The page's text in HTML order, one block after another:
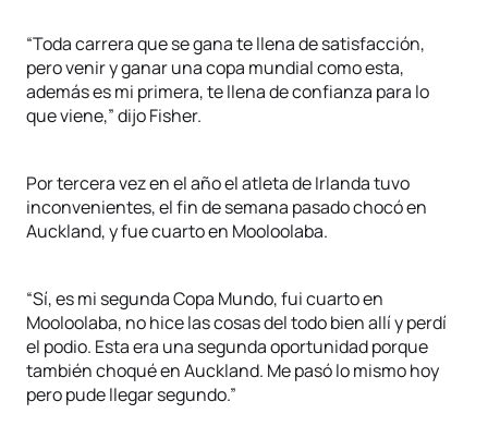
“Toda carrera que se gana te llena de satisfacción,
pero venir y ganar una copa mundial como esta,
además es mi primera, te llena de confianza para lo
que viene,” dijo Fisher.
Por tercera vez en el año el atleta de Irlanda tuvo
inconvenientes, el fin de semana pasado chocó en
Auckland, y fue cuarto en Mooloolaba.
“Sí, es mi segunda Copa Mundo, fui cuarto en
Mooloolaba, no hice las cosas del todo bien allí y perdí
el podio. Esta era una segunda oportunidad porque
también choqué en Auckland. Me pasó lo mismo hoy
pero pude llegar segundo.”